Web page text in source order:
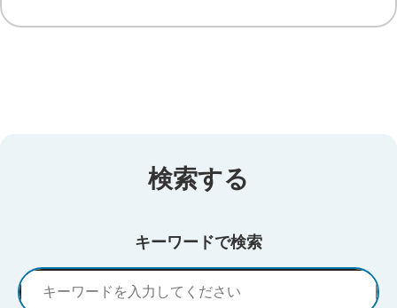
検索する
キーワードで検索